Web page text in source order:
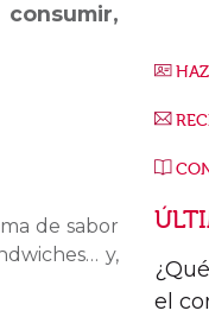
de sabor
y,
el